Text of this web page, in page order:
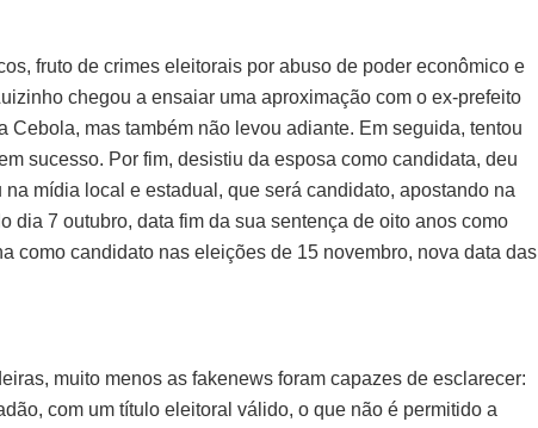
fruto de crimes eleitorais por abuso de poder econômico e
chegou a ensaiar uma aproximação com o ex-prefeito
Cebola, mas também não levou adiante. Em seguida, tentou
sucesso. Por fim, desistiu da esposa como candidata, deu
mídia local e estadual, que será candidato, apostando na
dia 7 outubro, data fim da sua sentença de oito anos como
como candidato nas eleições de 15 novembro, nova data das
muito menos as fakenews foram capazes de esclarecer:
com um título eleitoral válido, o que não é permitido a